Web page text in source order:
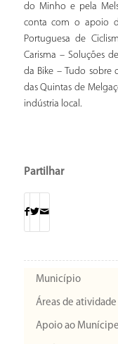
do Minho e pela
conta com o apoio
Portuguesa de
Carisma – Soluções
da Bike – Tudo sobre
das Quintas de
indústria local.
Partilhar
Município
Áreas de atividade
Apoio ao Munícipe